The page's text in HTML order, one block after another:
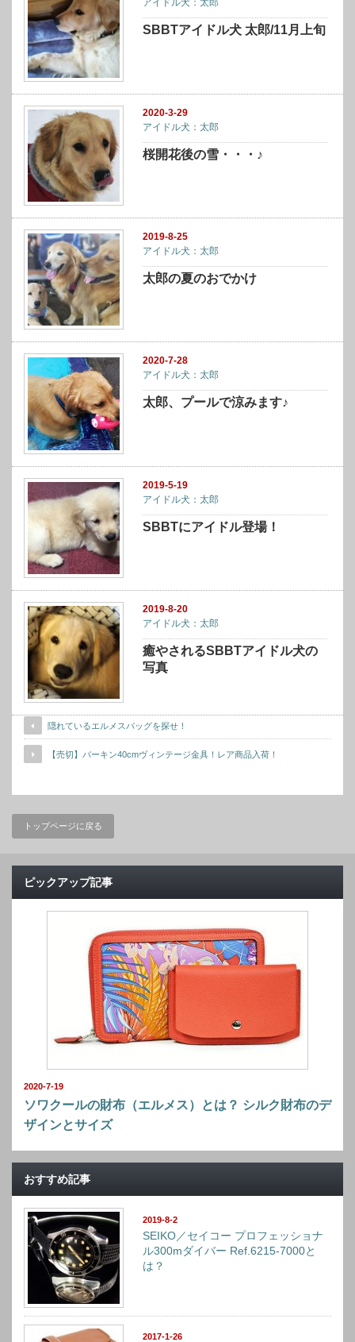
アイドル犬：太郎
SBBTアイドル犬 太郎/11月上旬
2020-3-29
アイドル犬：太郎
桜開花後の雪・・・♪
2019-8-25
アイドル犬：太郎
太郎の夏のおでかけ
2020-7-28
アイドル犬：太郎
太郎、プールで涼みます♪
2019-5-19
アイドル犬：太郎
SBBTにアイドル登場！
2019-8-20
アイドル犬：太郎
癒やされるSBBTアイドル犬の
写真
隠れているエルメスバッグを探せ！
【売切】バーキン40cmヴィンテージ金具！レア商品入荷！
トップページに戻る
ピックアップ記事
2020-7-19
ソワクールの財布（エルメス）とは？ シルク財布のデ
ザインとサイズ
おすすめ記事
2019-8-2
SEIKO／セイコー プロフェッショナ
ル300mダイバー Ref.6215-7000と
は？
2017-1-26